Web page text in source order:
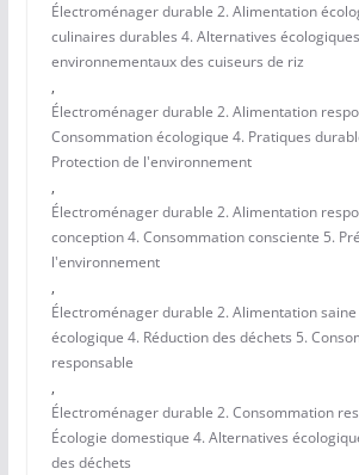
Électroménager durable 2. Alimentation
culinaires durables 4. Alternatives
environnementaux des cuiseurs de riz
,
Électroménager durable 2. Alimentation
Consommation écologique 4. Pratiques
Protection de l'environnement
,
Électroménager durable 2. Alimentation
conception 4. Consommation consciente 5.
l'environnement
,
Électroménager durable 2. Alimentation saine
écologique 4. Réduction des déchets 5.
responsable
,
Électroménager durable 2. Consommation
Écologie domestique 4. Alternatives
des déchets